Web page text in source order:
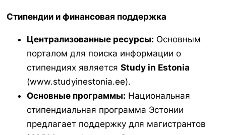
Стипендии и финансовая поддержка
Централизованные ресурсы: Основным
порталом для поиска информации о
стипендиях является Study in Estonia
(www.studyinestonia.ee).
Основные программы: Национальная
стипендиальная программа Эстонии
предлагает поддержку для магистрантов